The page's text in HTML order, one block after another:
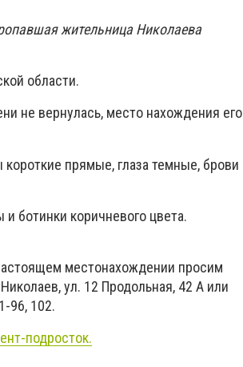
жительница Николаева
области.
не вернулась, место нахождения его
прямые, глаза темные, брови
ботинки коричневого цвета.
местонахождении просим
ул. 12 Продольная, 42 А или
96, 102.
подросток.